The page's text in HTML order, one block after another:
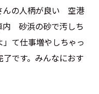
んの人柄が良い 空港
内 砂浜の砂で汚しち
て仕事増やしちゃっ
です。みんなにおす